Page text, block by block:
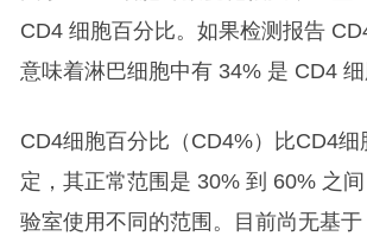
CD4 细胞百分比。如果检测报告
意味着淋巴细胞中有 34% 是 CD4 细
CD4细胞百分比（CD4%）比CD4细
定，其正常范围是 30% 到 60% 之
验室使用不同的范围。目前尚无基